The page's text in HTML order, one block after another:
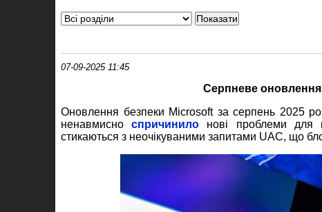
07-09-2025 11:45
Серпневе
Оновлення безпеки Microsoft за серпень 2025
ненавмисноспричинило нові проблеми для
стикаються з неочікуваними запитами UAC, що